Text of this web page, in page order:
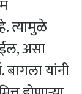
त्यामुळे
असा
यांनी